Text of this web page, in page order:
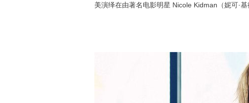
美演绎在由著名电影明星 Nicole Kidman（妮可·